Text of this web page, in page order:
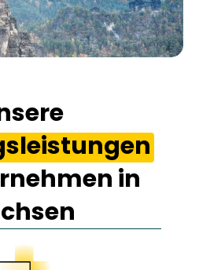
in